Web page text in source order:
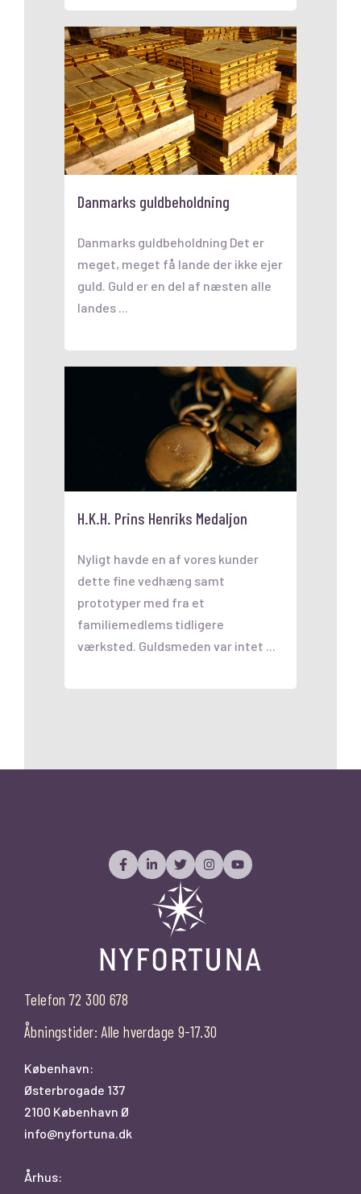
Danmarks guldbeholdning
Danmarks guldbeholdning Det er
meget, meget få lande der ikke ejer
guld. Guld er en del af næsten alle
landes ...
H.K.H. Prins Henriks Medaljon
Nyligt havde en af vores kunder
dette fine vedhæng samt
prototyper med fra et
familiemedlems tidligere
værksted. Guldsmeden var intet ...
Telefon 72 300 678
Åbningstider: Alle hverdage 9-17.30
København:
Østerbrogade 137
2100 København Ø
info@nyfortuna.dk
Århus: